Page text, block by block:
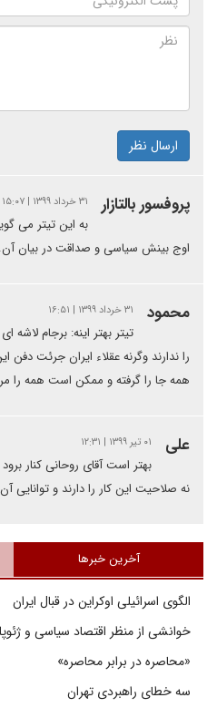
ارسال نظر
پروفسور بالتازار ۳۱ خرداد ۱۳۹۹ | ۱۵:۰۷
به این تیتر می
اوج بینش سیاسی و صداقت در بیان آن.
محمود ۳۱ خرداد ۱۳۹۹ | ۱۶:۵۱
تیتر بهتر اینه: برجام
را ندارند وگرنه عقلاء ایران جرئت
همه جا را گرفته و ممکن است همه را
علی ۰۱ تیر ۱۳۹۹ | ۱۲:۳۱
بهتر است آقای روحانی کنار
نه صلاحیت این کار را دارند و توانایی
آخرین خبرها
الگوی اسرائیلی اوکراین در قبال ایران
خوانشی از منظر اقتصاد سیاسی و
«محاصره در برابر محاصره»
سه خطای راهبردی تهران